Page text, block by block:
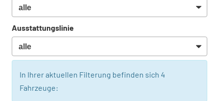
Ausstattungslinie
In Ihrer aktuellen Filterung befinden sich 4
Fahrzeuge: